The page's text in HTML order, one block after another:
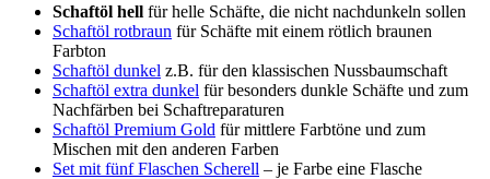
Schaftöl hell für helle Schäfte, die nicht nachdunkeln sollen
Schaftöl rotbraun für Schäfte mit einem rötlich braunen
Farbton
Schaftöl dunkel z.B. für den klassischen Nussbaumschaft
Schaftöl extra dunkel für besonders dunkle Schäfte und zum
Nachfärben bei Schaftreparaturen
Schaftöl Premium Gold für mittlere Farbtöne und zum
Mischen mit den anderen Farben
Set mit fünf Flaschen Scherell – je Farbe eine Flasche